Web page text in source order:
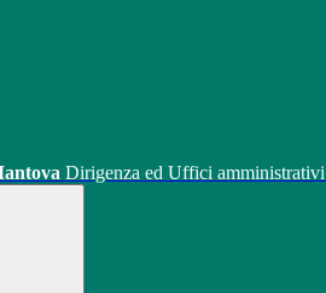
Dirigenza ed Uffici